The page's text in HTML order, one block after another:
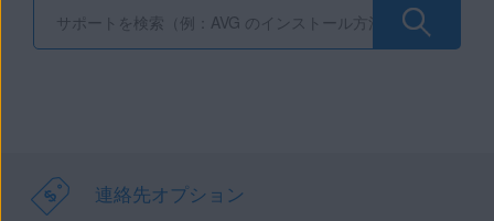
連絡先オプション